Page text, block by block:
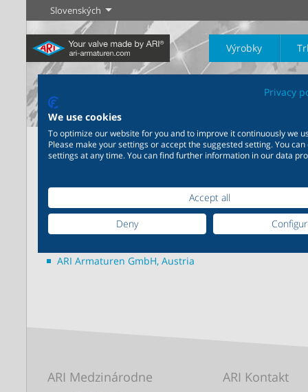
Slovenských
Výrobky
Novinky
Zistiť viac
Regulácia
Zistiť viac Zistiť viac
Priemysel
priemysel - Váš flexibilný
systém pre priemyselné
aplikácie
Zistiť viac
Chémia
- Výrobné riešenia šité na
mieru Vašim individuálnym
požiadavkám
Domov ARI Kontakt Všeobecné podmienky
Všeobecné podmienky
ARI Armaturen Albert Richter GmbH & Co. KG,
ARI Armaturen GmbH, Austria
ARI Medzinárodne ARI Kontakt
Privacy
We use cookies
To optimize our website for you and to improve it continuously we
Please make your settings or accept the suggested setting. You
settings at any time. You can find further information in our data
Accept all
Deny